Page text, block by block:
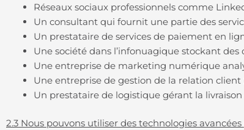
Réseaux sociaux professionnels comme
Un consultant qui fournit une partie des
Un prestataire de services de paiement en
Une société dans l’infonuagique stockant des
Une entreprise de marketing numérique
Une entreprise de gestion de la relation client
Un prestataire de logistique gérant la
2.3 Nous pouvons utiliser des technologies